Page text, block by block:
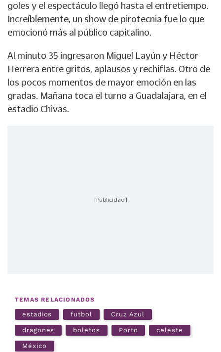
goles y el espectáculo llegó hasta el entretiempo.
Increíblemente, un show de pirotecnia fue lo que
emocionó más al público capitalino.
Al minuto 35 ingresaron Miguel Layún y Héctor
Herrera entre gritos, aplausos y rechiflas. Otro de
los pocos momentos de mayor emoción en las
gradas. Mañana toca el turno a Guadalajara, en el
estadio Chivas.
[Publicidad]
TEMAS RELACIONADOS
estadios futbol Cruz Azul
dragones boletos Porto celeste
México